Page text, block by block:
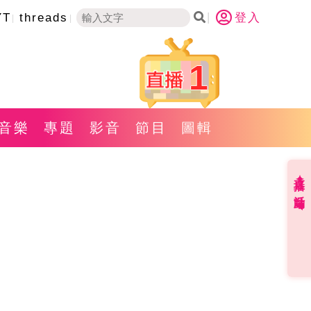
threads 登入
1
樂 專題 影音 節目 圖輯
直播✦活動